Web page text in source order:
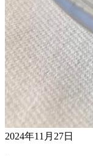
2024年11月27日